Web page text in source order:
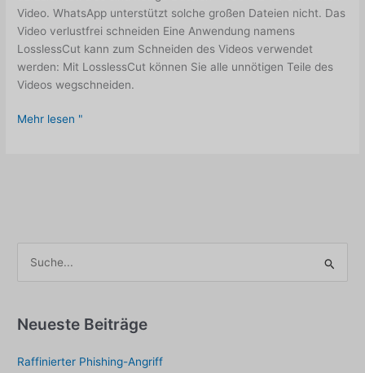
Video. WhatsApp unterstützt solche großen Dateien nicht. Das
Video verlustfrei schneiden Eine Anwendung namens
LosslessCut kann zum Schneiden des Videos verwendet
werden: Mit LosslessCut können Sie alle unnötigen Teile des
Videos wegschneiden.
Wie
veröffentlicht
Mehr lesen "
h
n
Neueste Beiträge
Raffinierter Phishing-Angriff